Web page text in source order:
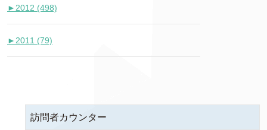
► 2012 (498)
► 2011 (79)
訪問者カウンター